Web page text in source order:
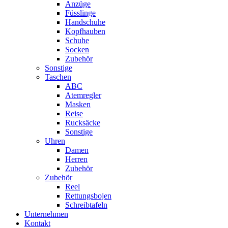
Anzüge
Füsslinge
Handschuhe
Kopfhauben
Schuhe
Socken
Zubehör
Sonstige
Taschen
ABC
Atemregler
Masken
Reise
Rucksäcke
Sonstige
Uhren
Damen
Herren
Zubehör
Zubehör
Reel
Rettungsbojen
Schreibtafeln
Unternehmen
Kontakt